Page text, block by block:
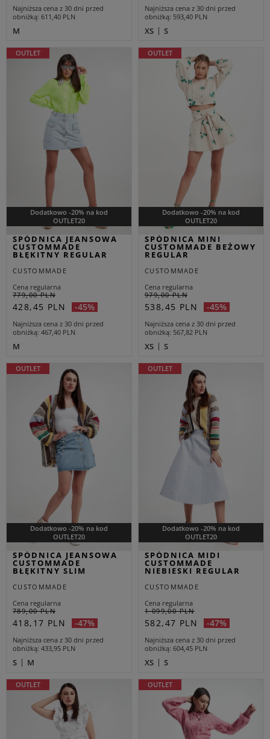
Najniższa cena z 30 dni przed
obniżką 611,40 PLN
M
Najniższa cena z 30 dni przed
obniżką 593,40 PLN
XS S
Dodatkowo -20% na kod
OUTLET20
OUTLET
CUSTOMMADE
Cena regularna
779,00 PLN
428,45 PLN -45%
Najniższa cena z 30 dni przed
obniżką 467,40 PLN
SPÓDNICA JEANSOWA
CUSTOMMADE
BŁĘKITNY REGULAR
M
Dodatkowo -20% na kod
OUTLET20
OUTLET
CUSTOMMADE
Cena regularna
979,00 PLN
538,45 PLN -45%
Najniższa cena z 30 dni przed
obniżką 567,82 PLN
SPÓDNICA MINI
CUSTOMMADE BEŻOWY
REGULAR
XS S
Dodatkowo -20% na kod
OUTLET20
OUTLET
CUSTOMMADE
Cena regularna
789,00 PLN
418,17 PLN -47%
Najniższa cena z 30 dni przed
obniżką 433,95 PLN
SPÓDNICA JEANSOWA
CUSTOMMADE
BŁĘKITNY SLIM
S M
Dodatkowo -20% na kod
OUTLET20
OUTLET
CUSTOMMADE
Cena regularna
1 099,00 PLN
582,47 PLN -47%
Najniższa cena z 30 dni przed
obniżką 604,45 PLN
SPÓDNICA MIDI
CUSTOMMADE
NIEBIESKI REGULAR
XS S
OUTLET OUTLET